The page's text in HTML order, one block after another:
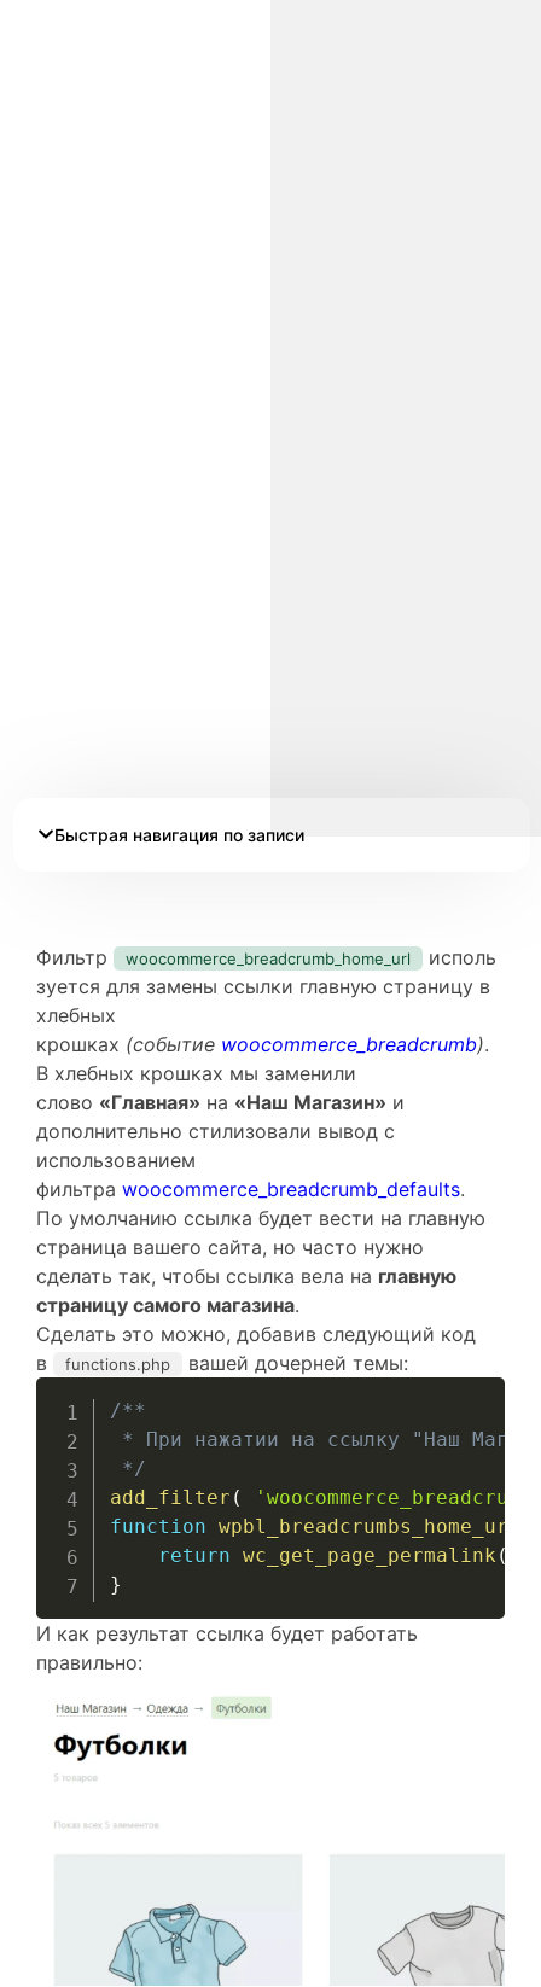
Быстрая навигация по записи
Фильтр woocommerce_breadcrumb_home_url
исполь
зуется для замены ссылки главную страницу в
хлебных
крошках (событие woocommerce_breadcrumb).
В хлебных крошках мы заменили
слово «Главная» на «Наш Магазин» и
дополнительно стилизовали вывод с
использованием
фильтра woocommerce_breadcrumb_defaults.
По умолчанию ссылка будет вести на главную
страница вашего сайта, но часто нужно
сделать так, чтобы ссылка вела на главную
страницу самого магазина.
Сделать это можно, добавив следующий код
в
functions.php вашей дочерней темы:
/**
* При нажатии на ссылку "Наш
*/
add_filter (
function wpbl_breadcrumbs_home_url
return wc_get_page_permalink (
}
И как результат ссылка будет работать
правильно: